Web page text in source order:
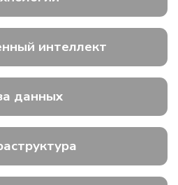
интеллект
данных